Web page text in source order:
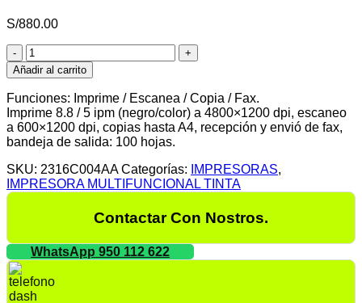
S/880.00
Multifuncional
de
tinta
continua
Canon
Pixma
G4110,
USB
2.0
/
Wi-
Añadir al carrito
Funciones: Imprime / Escanea / Copia / Fax.
Imprime 8.8 / 5 ipm (negro/color) a 4800×1200 dpi, escaneo
a 600×1200 dpi, copias hasta A4, recepción y envió de fax,
bandeja de salida: 100 hojas.
SKU: 2316C004AA Categorías: IMPRESORAS,
IMPRESORA MULTIFUNCIONAL TINTA
Contactar Con Nostros.
WhatsApp 950 112 622